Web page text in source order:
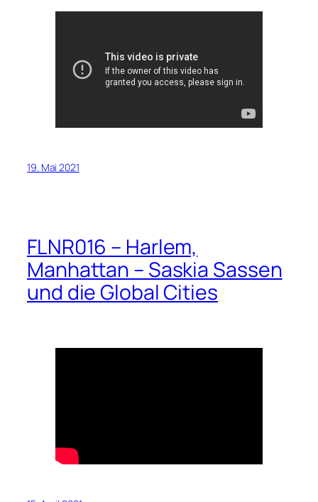
19. Mai 2021
FLNR016 – Harlem,
Manhattan – Saskia Sassen
und die Global Cities